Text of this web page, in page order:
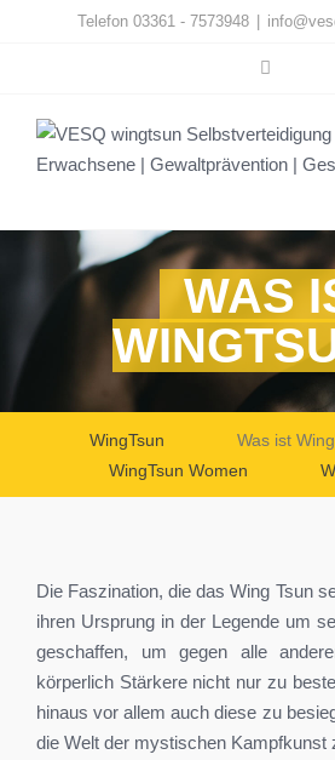
Telefon 03361 - 7573948
Facebook
WAS
WingTsun
Was ist
WingTsun Women
Die Faszination, die das Wing Tsun
ihren Ursprung in der Legende um
geschaffen, um gegen alle
körperlich Stärkere nicht nur zu
hinaus vor allem auch diese zu
die Welt der mystischen Kampfkunst